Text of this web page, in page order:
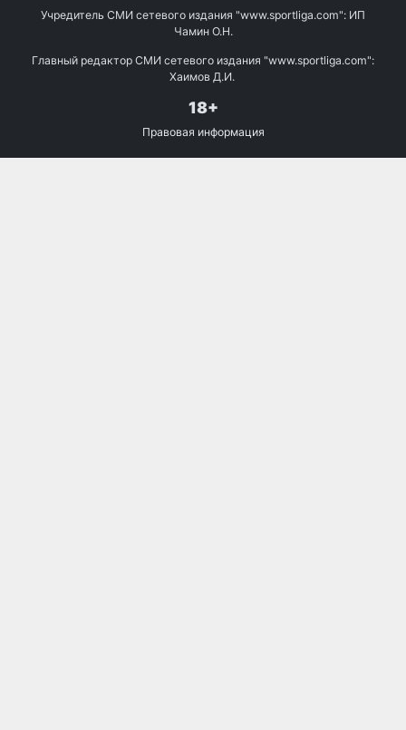
Учредитель СМИ сетевого издания "www.sportliga.com": ИП
Чамин О.Н.
Главный редактор СМИ сетевого издания "www.sportliga.com":
Хаимов Д.И.
18+
Правовая информация